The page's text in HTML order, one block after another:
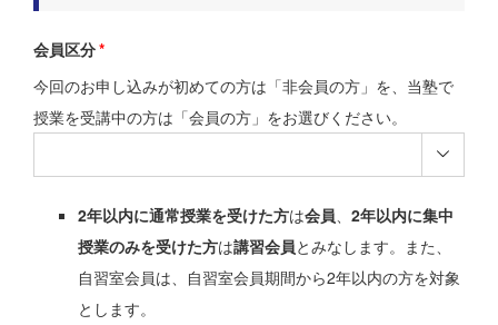
会員区分*
今回のお申し込みが初めての方は「非会員の方」を、当塾で
授業を受講中の方は「会員の方」をお選びください。

2年以内に通常授業を受けた方は会員、 2年以内に集中
授業のみを受けた方は講習会員とみなします。また、
自習室会員は、自習室会員期間から2年以内の方を対象
とします。